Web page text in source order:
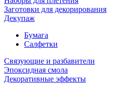
Заготовки для декорирования
Декупаж
Бумага
Салфетки
Связующие и разбавители
Эпоксидная смола
Декоративные эффекты